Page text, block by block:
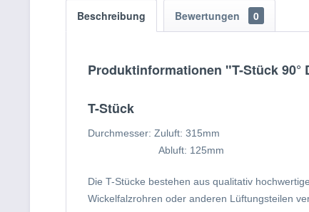
Beschreibung Bewertungen 0
Produktinformationen "T-Stück 90°
T-Stück
Durchmesser: Zuluft: 315mm
Abluft: 125mm
Die T-Stücke bestehen aus qualitativ
Wickelfalzrohren oder anderen Lüftungsteilen